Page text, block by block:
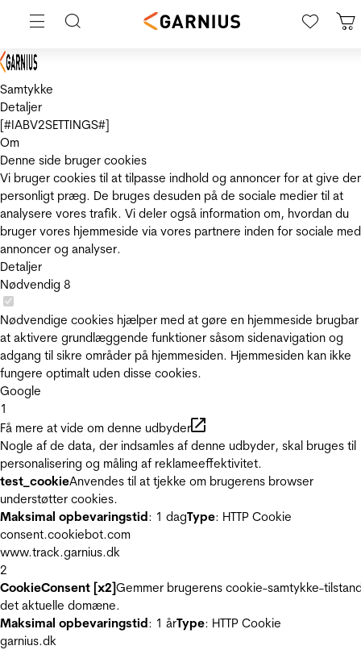
Samtykke
Detaljer
[#IABV2SETTINGS#]
Om
Denne side bruger cookies
Vi bruger cookies til at tilpasse indhold og annoncer for at give
personligt præg. De bruges desuden på de sociale medier til at
analysere vores trafik. Vi deler også information om, hvordan du
bruger vores hjemmeside via vores partnere inden for sociale
annoncer og analyser.
Detaljer
Nødvendig 8
Nødvendige cookies hjælper med at gøre en hjemmeside
at aktivere grundlæggende funktioner såsom sidenavigation og
adgang til sikre områder på hjemmesiden. Hjemmesiden kan ikke
fungere optimalt uden disse cookies.
Google
1
Få mere at vide om denne udbyder
Nogle af de data, der indsamles af denne udbyder, skal bruges til
personalisering og måling af reklameeffektivitet.
test_cookieAnvendes til at tjekke om brugerens browser
understøtter cookies.
Maksimal opbevaringstid: 1 dagType: HTTP Cookie
consent.cookiebot.com
www.track.garnius.dk
2
CookieConsent [x2]Gemmer brugerens cookie-samtykke-
det aktuelle domæne.
Maksimal opbevaringstid: 1 årType: HTTP Cookie
garnius.dk